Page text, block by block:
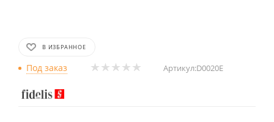
В ИЗБРАННОЕ
Под заказ Артикул:D0020E